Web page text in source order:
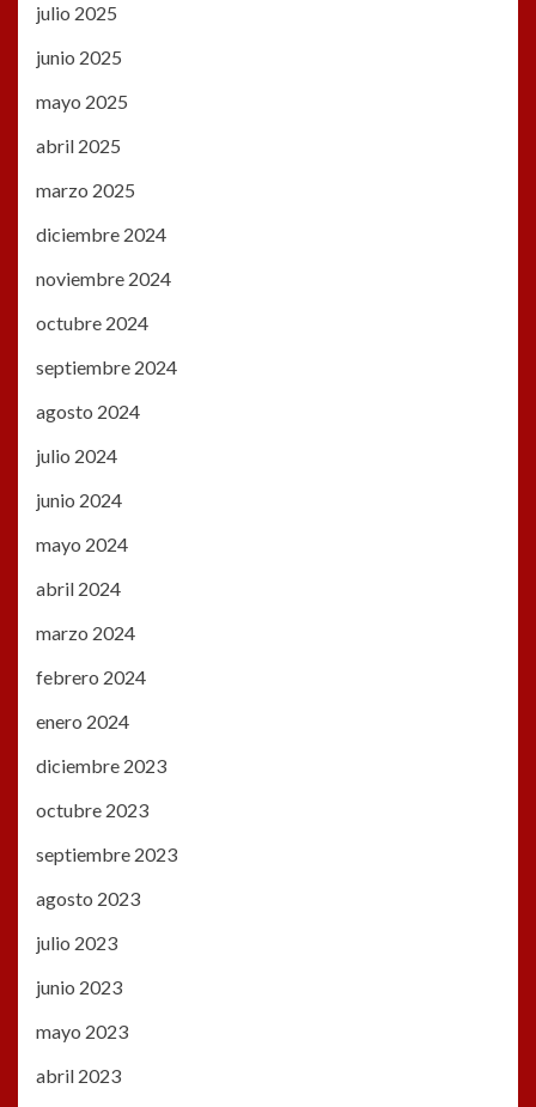
julio 2025
junio 2025
mayo 2025
abril 2025
marzo 2025
diciembre 2024
noviembre 2024
octubre 2024
septiembre 2024
agosto 2024
julio 2024
junio 2024
mayo 2024
abril 2024
marzo 2024
febrero 2024
enero 2024
diciembre 2023
octubre 2023
septiembre 2023
agosto 2023
julio 2023
junio 2023
mayo 2023
abril 2023